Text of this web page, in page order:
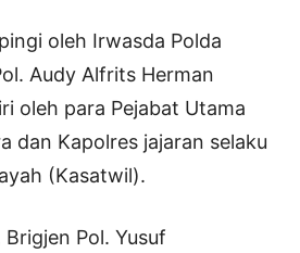
oleh Irwasda Polda
Audy Alfrits Herman
oleh para Pejabat Utama
dan Kapolres jajaran selaku
(Kasatwil).
Pol. Yusuf